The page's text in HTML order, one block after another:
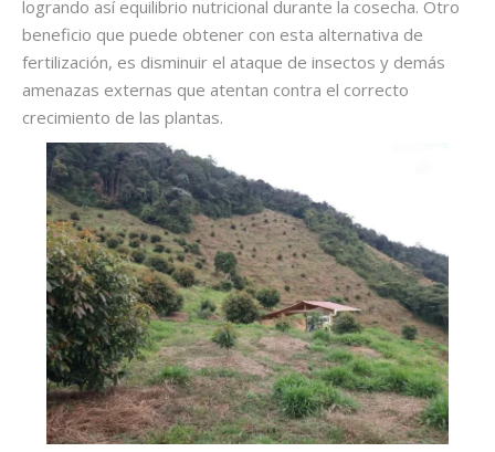
logrando así equilibrio nutricional durante la cosecha. Otro
beneficio que puede obtener con esta alternativa de
fertilización, es disminuir el ataque de insectos y demás
amenazas externas que atentan contra el correcto
crecimiento de las plantas.